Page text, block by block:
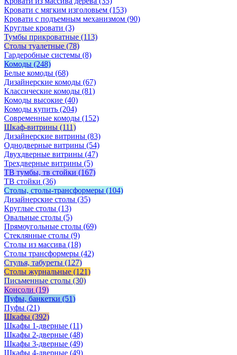
Кровати с мягким изголовьем (153)
Кровати с подъемным механизмом (90)
Круглые кровати (3)
Тумбы прикроватные (113)
Столы туалетные (78)
Гардеробные системы (8)
Комоды (248)
Белые комоды (68)
Дизайнерские комоды (67)
Классические комоды (81)
Комоды высокие (40)
Комоды купить (204)
Современные комоды (152)
Шкаф-витрины (111)
Дизайнерские витрины (83)
Однодверные витрины (54)
Двухдверные витрины (47)
Трехдверные витрины (5)
ТВ тумбы, тв стойки (167)
ТВ стойки (36)
Столы, столы-трансформеры (104)
Дизайнерские столы (35)
Круглые столы (13)
Овальные столы (5)
Прямоугольные столы (69)
Стеклянные столы (9)
Столы из массива (18)
Столы трансформеры (42)
Стулья, табуреты (127)
Столы журнальные (121)
Письменные столы (30)
Консоли (19)
Пуфы, банкетки (51)
Пуфы (21)
Шкафы (392)
Шкафы 1-дверные (11)
Шкафы 2-дверные (48)
Шкафы 3-дверные (49)
Шкафы 4-дверные (49)